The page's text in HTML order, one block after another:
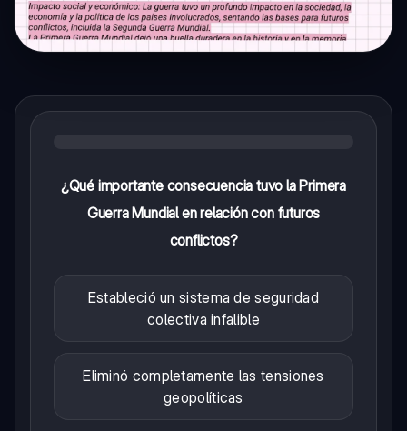
¿Qué importante consecuencia tuvo la Primera
Guerra Mundial en relación con futuros
conflictos?
Estableció un sistema de seguridad
colectiva infalible
Eliminó completamente las tensiones
geopolíticas